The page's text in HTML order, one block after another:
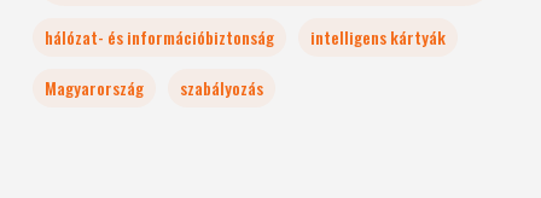
hálózat- és információbiztonság
intelligens kártyák
Magyarország
szabályozás